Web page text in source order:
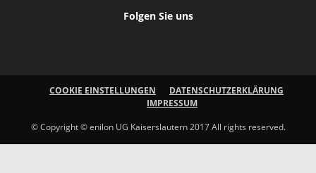
Folgen Sie uns
COOKIE EINSTELLUNGEN
DATENSCHUTZERKLÄRUNG
IMPRESSUM
© Copyright © enilon UG Kaiserslautern 2017 All rights reserved.